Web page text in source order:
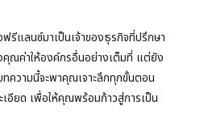
รีแลนซ์มาเป็นเจ้าของธุรกิจที่ปรึกษา
คุณค่าให้องค์กรอื่นอย่างเต็มที่ แต่ยัง
ความนี้จะพาคุณเจาะลึกทุกขั้นตอน
อียด เพื่อให้คุณพร้อมก้าวสู่การเป็น